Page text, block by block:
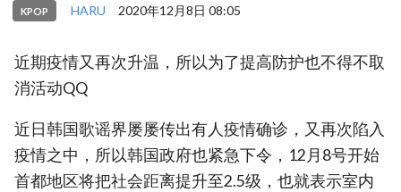
KPOP HARU 2020年12月8日 08:05
近期疫情又再次升温，所以为了提高防护也不得不取
消活动QQ
近日韩国歌谣界屡屡传出有人疫情确诊，又再次陷入
疫情之中，所以韩国政府也紧急下令，12月8号开始
首都地区将把社会距离提升至2.5级，也就表示室内